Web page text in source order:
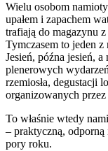
Wielu osobom
upałem i zapachem
trafiają do magazynu z
Tymczasem to jeden
Jesień, późna jesień,
plenerowych
rzemiosła, degustacji
organizowanych
To właśnie wtedy
– praktyczną,
pory roku.